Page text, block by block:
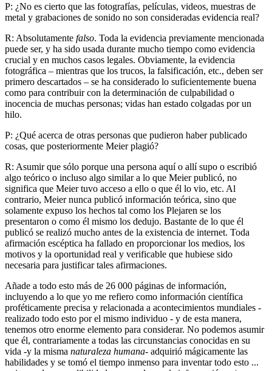
P: ¿No es cierto que las fotografías, películas, videos, muestras de
metal y grabaciones de sonido no son consideradas evidencia real?
R: Absolutamente falso. Toda la evidencia previamente mencionada
puede ser, y ha sido usada durante mucho tiempo como evidencia
crucial y en muchos casos legales. Obviamente, la evidencia
fotográfica – mientras que los trucos, la falsificación, etc., deben ser
primero descartados – se ha considerado lo suficientemente buena
como para contribuir con la determinación de culpabilidad o
inocencia de muchas personas; vidas han estado colgadas por un
hilo.
P: ¿Qué acerca de otras personas que pudieron haber publicado
cosas, que posteriormente Meier plagió?
R: Asumir que sólo porque una persona aquí o allí supo o escribió
algo teórico o incluso algo similar a lo que Meier publicó, no
significa que Meier tuvo acceso a ello o que él lo vio, etc. Al
contrario, Meier nunca publicó información teórica, sino que
solamente expuso los hechos tal como los Plejaren se los
presentaron o como él mismo los dedujo. Bastante de lo que él
publicó se realizó mucho antes de la existencia de internet. Toda
afirmación escéptica ha fallado en proporcionar los medios, los
motivos y la oportunidad real y verificable que hubiese sido
necesaria para justificar tales afirmaciones.
Añade a todo esto más de 26 000 páginas de información,
incluyendo a lo que yo me refiero como información científica
proféticamente precisa y relacionada a acontecimientos mundiales -
realizado todo esto por el mismo individuo - y de esta manera,
tenemos otro enorme elemento para considerar. No podemos asumir
que él, contrariamente a todas las circunstancias conocidas en su
vida -y la misma naturaleza humana- adquirió mágicamente las
habilidades y se tomó el tiempo inmenso para inventar todo esto ...